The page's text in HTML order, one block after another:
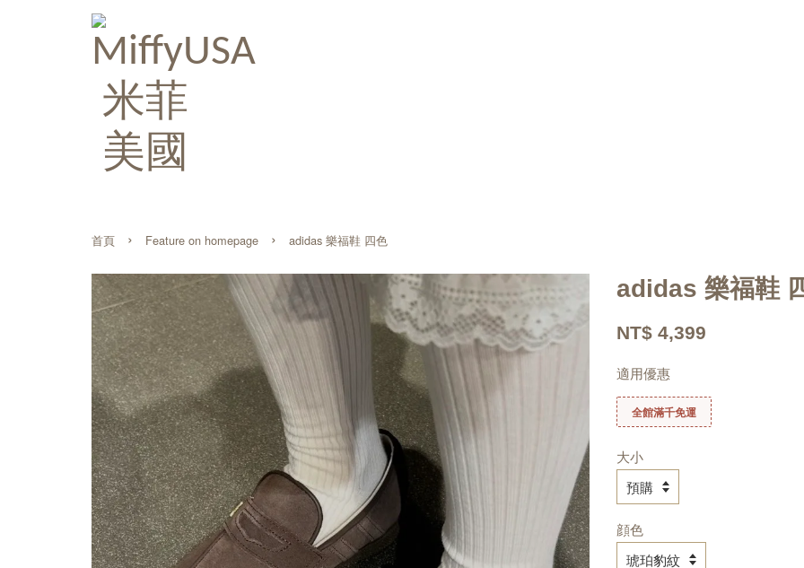
首頁 › Feature on homepage › adidas 樂福鞋 四色
adidas 樂福鞋
NT$ 4,399
適用優惠
全館滿千免運
大小
顔色